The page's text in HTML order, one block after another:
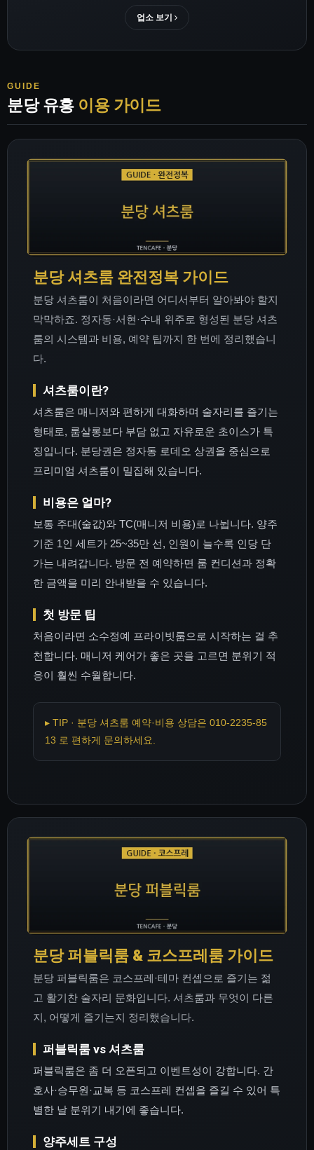
업소 보기
GUIDE
분당 유흥 이용 가이드
분당 셔츠룸 완전정복 가이드
분당 셔츠룸이 처음이라면 어디서부터 알아봐야 할지
막막하죠. 정자동·서현·수내 위주로 형성된 분당 셔츠
룸의 시스템과 비용, 예약 팁까지 한 번에 정리했습니
다.
셔츠룸이란?
셔츠룸은 매니저와 편하게 대화하며 술자리를 즐기는
형태로, 룸살롱보다 부담 없고 자유로운 초이스가 특
징입니다. 분당권은 정자동 로데오 상권을 중심으로
프리미엄 셔츠룸이 밀집해 있습니다.
비용은 얼마?
보통 주대(술값)와 TC(매니저 비용)로 나뉩니다. 양주
기준 1인 세트가 25~35만 선, 인원이 늘수록 인당 단
가는 내려갑니다. 방문 전 예약하면 룸 컨디션과 정확
한 금액을 미리 안내받을 수 있습니다.
첫 방문 팁
처음이라면 소수정예 프라이빗룸으로 시작하는 걸 추
천합니다. 매니저 케어가 좋은 곳을 고르면 분위기 적
응이 훨씬 수월합니다.
▸ TIP · 분당 셔츠룸 예약·비용 상담은 010-2235-85
13 로 편하게 문의하세요.
분당 퍼블릭룸 & 코스프레룸 가이드
분당 퍼블릭룸은 코스프레·테마 컨셉으로 즐기는 젊
고 활기찬 술자리 문화입니다. 셔츠룸과 무엇이 다른
지, 어떻게 즐기는지 정리했습니다.
퍼블릭룸 vs 셔츠룸
퍼블릭룸은 좀 더 오픈되고 이벤트성이 강합니다. 간
호사·승무원·교복 등 코스프레 컨셉을 즐길 수 있어 특
별한 날 분위기 내기에 좋습니다.
양주세트 구성